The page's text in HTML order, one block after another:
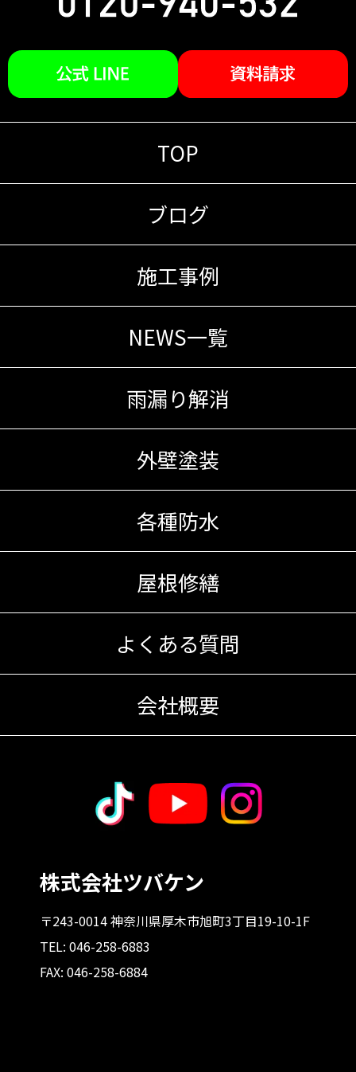
TOP
ブログ
施工事例
NEWS一覧
雨漏り解消
外壁塗装
各種防水
屋根修繕
よくある質問
会社概要
株式会社ツバケン
〒243-0014 神奈川県厚木市旭町3丁目19-10-1F
TEL: 046-258-6883
FAX: 046-258-6884